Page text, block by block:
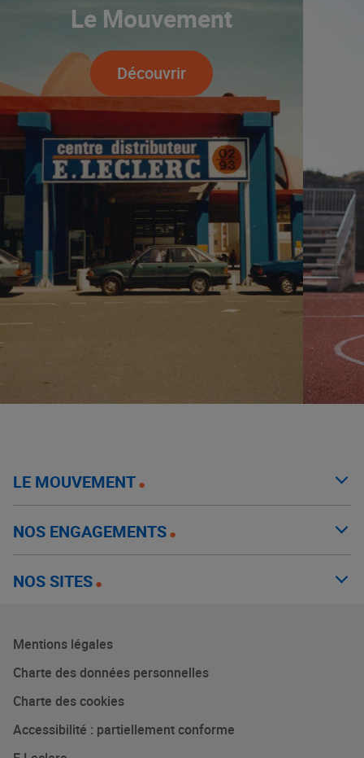
Le Mouvement
Découvrir
LE MOUVEMENT
NOS ENGAGEMENTS
NOS SITES
Mentions légales
Charte des données personnelles
Charte des cookies
Accessibilité : partiellement conforme